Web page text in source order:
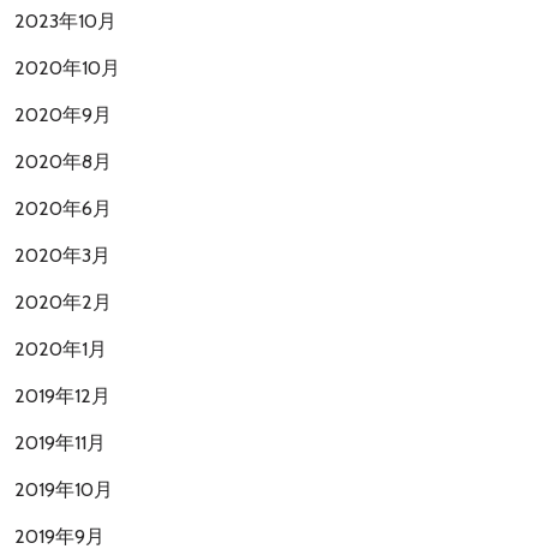
2023年10月
2020年10月
2020年9月
2020年8月
2020年6月
2020年3月
2020年2月
2020年1月
2019年12月
2019年11月
2019年10月
2019年9月